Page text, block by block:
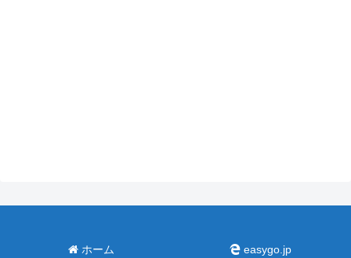
ホーム easygo.jp